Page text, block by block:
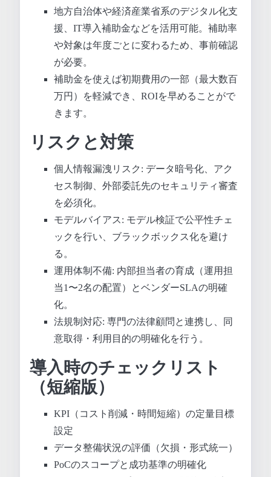
地方自治体や経済産業省系のデジタル化支
援、IT導入補助金などを活用可能。補助率
や対象は年度ごとに変わるため、事前確認
が必要。
補助金を使えば初期費用の一部（最大数百
万円）を軽減でき、ROIを早めることがで
きます。
リスクと対策
個人情報漏洩リスク: データ暗号化、アク
セス制御、外部委託先のセキュリティ審査
を必須化。
モデルバイアス: モデル検証で公平性チェ
ックを行い、ブラックボックス化を避け
る。
運用体制不備: 内部担当者の育成（運用担
当1〜2名の配置）とベンダーSLAの明確
化。
法規制対応: 専門の法律顧問と連携し、同
意取得・利用目的の明確化を行う。
導入時のチェックリスト
（短縮版）
KPI（コスト削減・時間短縮）の定量目標
設定
データ整備状況の評価（欠損・形式統一）
PoCのスコープと成功基準の明確化